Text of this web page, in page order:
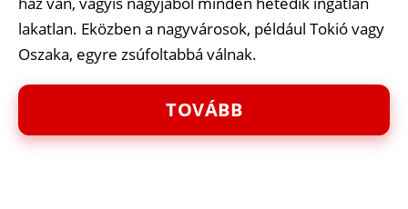
lakatlan. Eközben a nagyvárosok, például Tokió vagy
Oszaka, egyre zsúfoltabbá válnak.
TOVÁBB